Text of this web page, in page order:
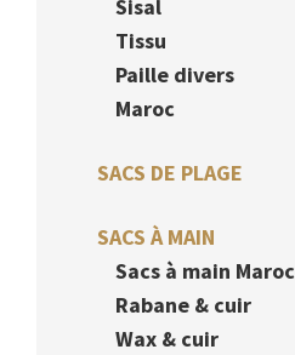
Sisal
Tissu
Paille divers
Maroc
SACS DE PLAGE
SACS À MAIN
Sacs à main Maroc
Rabane & cuir
Wax & cuir